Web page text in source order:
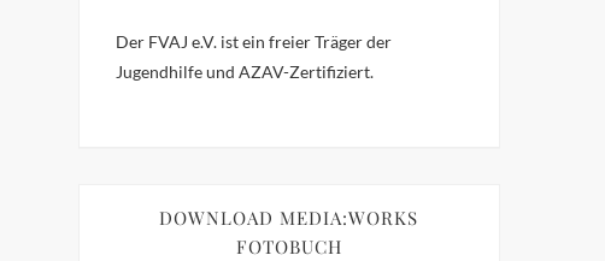
Der FVAJ e.V. ist ein freier Träger der
Jugendhilfe und AZAV-Zertifiziert.
DOWNLOAD MEDIA:WORKS
FOTOBUCH